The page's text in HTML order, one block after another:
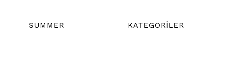
SUMMER KATEGORİLER